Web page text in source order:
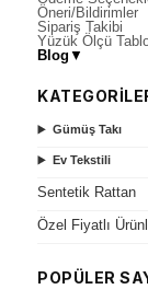
Öneri/Bildirimler
Sipariş Takibi
Yüzük Ölçü
Blog ▼
Gümüş Takı
Ev Tekstili
Sentetik Rattan
Özel Fiyatlı
POPÜLER